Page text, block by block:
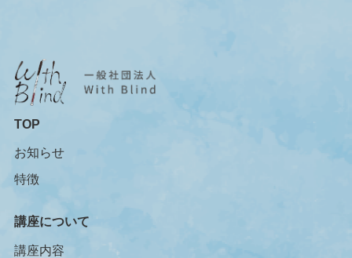
TOP
お知らせ
特徴
講座について
講座内容